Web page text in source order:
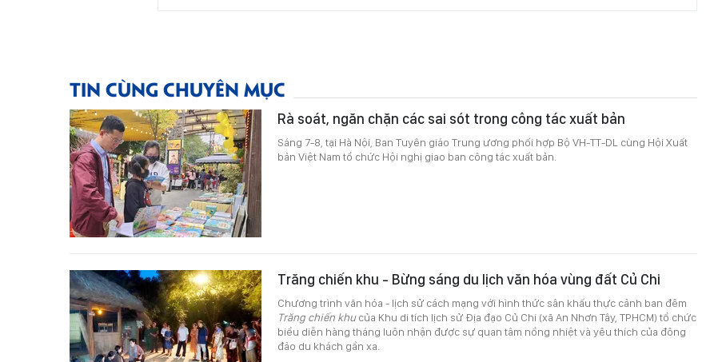
TIN CÙNG CHUYÊN MỤC
Rà soát, ngăn chặn các sai sót trong công tác xuất bản
Sáng 7-8, tại Hà Nội, Ban Tuyên giáo Trung ương phối hợp Bộ VH-TT-DL cùng Hội Xuất
bản Việt Nam tổ chức Hội nghị giao ban công tác xuất bản.
Trăng chiến khu - Bừng sáng du lịch văn hóa vùng đất Củ Chi
Chương trình văn hóa - lịch sử cách mạng với hình thức sân khấu thực cảnh ban đêm
Trăng chiến khucủa Khu di tích lịch sử Địa đạo Củ Chi (xã An Nhơn Tây, TPHCM) tổ chức
biểu diễn hàng tháng luôn nhận được sự quan tâm nồng nhiệt và yêu thích của đông
đảo du khách gần xa.